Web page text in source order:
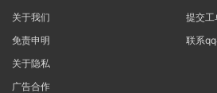
关于我们
免责申明
关于隐私
广告合作
提交工
联系